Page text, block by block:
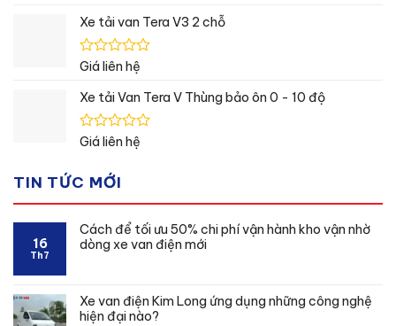
hạng
5
sao
Xe tải van Tera V3 2 chỗ
Được
hạng
5
sao
Giá liên hệ
Xe tải Van Tera V Thùng bảo ôn 0 - 10 độ
Được
0
Giá liên hệ
TIN TỨC MỚI
16
Th7
Cách để tối ưu 50% chi phí vận hành kho vận nhờ
dòng xe van điện mới
Xe van điện Kim Long ứng dụng những công nghệ
hiện đại nào?